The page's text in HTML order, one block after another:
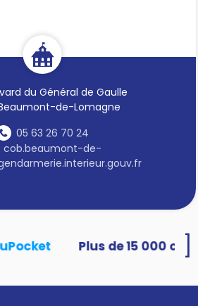
du Général de Gaulle
de-Lomagne
05 63 26 70 24
cob.beaumont-de-